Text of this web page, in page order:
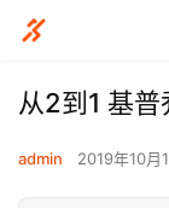
从2到1 基
admin 2019年10月